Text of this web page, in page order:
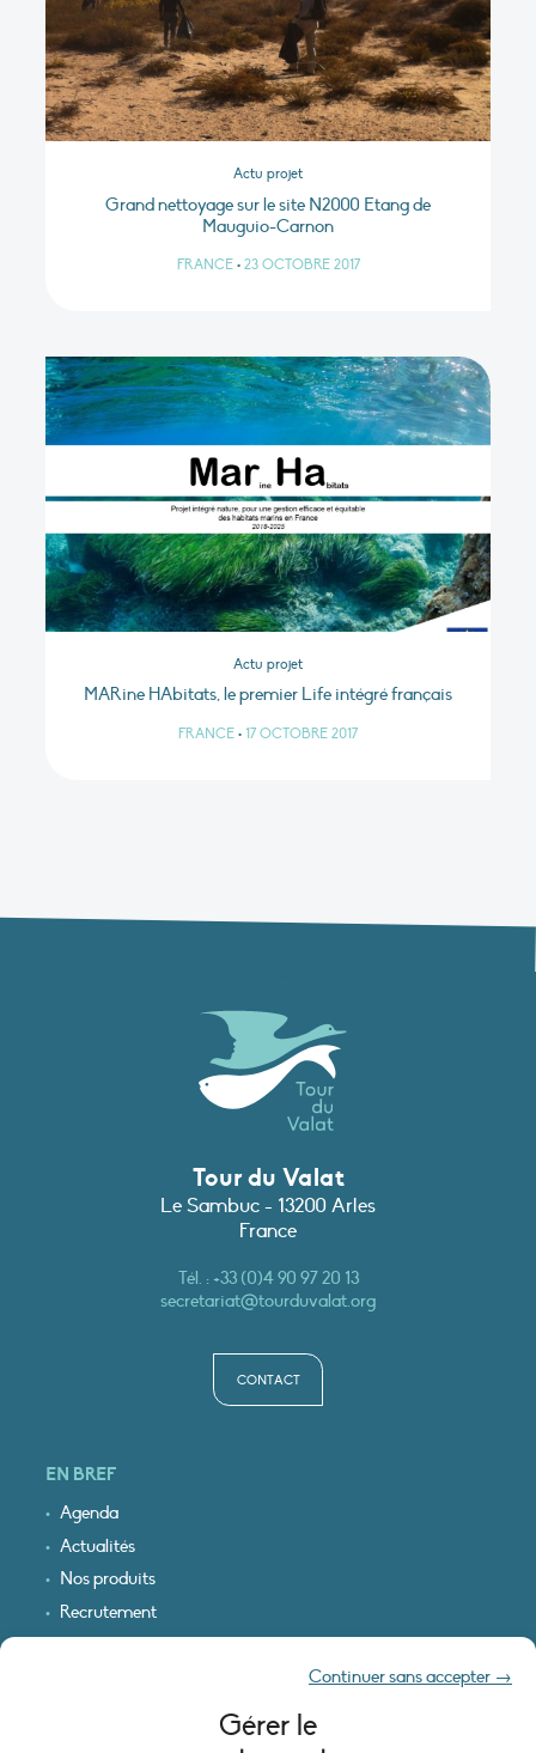
Gérer le
Continuer sans accepter →
Actu projet
Grand nettoyage sur le site N2000 Etang de
Mauguio-Carnon
FRANCE • 23 OCTOBRE 2017
Actu projet
MARine HAbitats, le premier Life intégré français
FRANCE • 17 OCTOBRE 2017
Tour du Valat
Le Sambuc - 13200 Arles
France
Tél. :+33 (0)4 90 97 20 13
secretariat@tourduvalat.org
CONTACT
EN BREF
Agenda
Actualités
Nos produits
Recrutement
INFORMATIONS LÉGALES